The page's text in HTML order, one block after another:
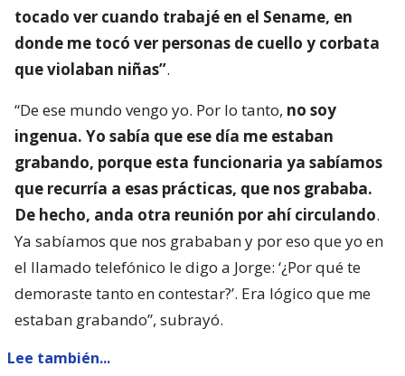
tocado ver cuando trabajé en el Sename, en
donde me tocó ver personas de cuello y corbata
que violaban niñas”.
“De ese mundo vengo yo. Por lo tanto, no soy
ingenua. Yo sabía que ese día me estaban
grabando, porque esta funcionaria ya sabíamos
que recurría a esas prácticas, que nos grababa.
De hecho, anda otra reunión por ahí circulando.
Ya sabíamos que nos grababan y por eso que yo en
el llamado telefónico le digo a Jorge: ‘¿Por qué te
demoraste tanto en contestar?’. Era lógico que me
estaban grabando”, subrayó.
Lee también...